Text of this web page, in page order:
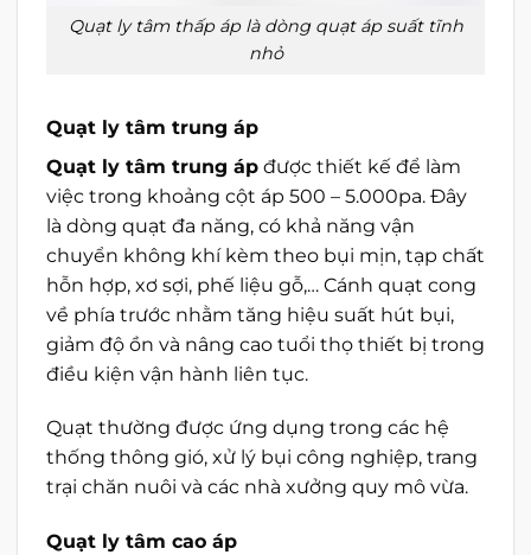
Quạt ly tâm thấp áp là dòng quạt áp suất tĩnh
nhỏ
Quạt ly tâm trung áp
Quạt ly tâm trung áp được thiết kế để làm
việc trong khoảng cột áp 500 – 5.000pa. Đây
là dòng quạt đa năng, có khả năng vận
chuyển không khí kèm theo bụi mịn, tạp chất
hỗn hợp, xơ sợi, phế liệu gỗ,… Cánh quạt cong
về phía trước nhằm tăng hiệu suất hút bụi,
giảm độ ồn và nâng cao tuổi thọ thiết bị trong
điều kiện vận hành liên tục.
Quạt thường được ứng dụng trong các hệ
thống thông gió, xử lý bụi công nghiệp, trang
trại chăn nuôi và các nhà xưởng quy mô vừa.
Quạt ly tâm cao áp